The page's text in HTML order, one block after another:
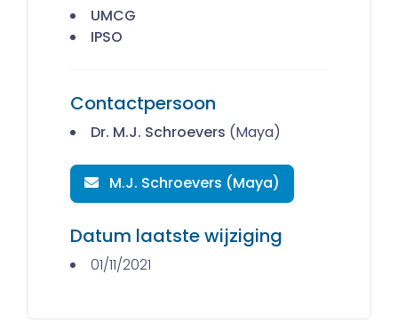
UMCG
IPSO
Contactpersoon
Dr. M.J. Schroevers (Maya)
M.J. Schroevers (Maya)
Datum laatste wijziging
01/11/2021